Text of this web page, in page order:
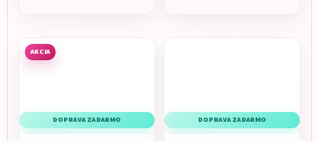
AKCIA
DOPRAVA ZADARMO DOPRAVA ZADARMO